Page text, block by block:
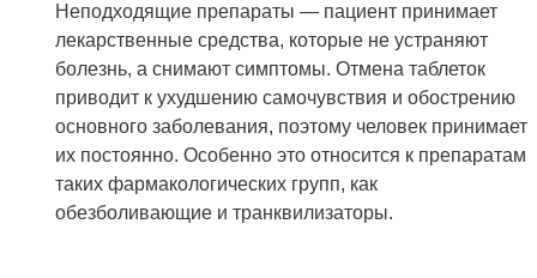
Неподходящие препараты — пациент принимает
лекарственные средства, которые не устраняют
болезнь, а снимают симптомы. Отмена таблеток
приводит к ухудшению самочувствия и обострению
основного заболевания, поэтому человек принимает
их постоянно. Особенно это относится к препаратам
таких фармакологических групп, как
обезболивающие и транквилизаторы.